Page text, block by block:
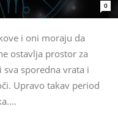
0
i oni moraju da
ostavlja prostor za
sva sporedna vrata i
Upravo takav period